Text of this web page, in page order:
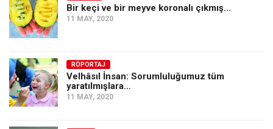
Bir keçi ve bir meyve koronalı çıkmış…
11 MAY, 2020
RÖPORTAJ
Velhâsıl İnsan: Sorumluluğumuz tüm
yaratılmışlara…
11 MAY, 2020